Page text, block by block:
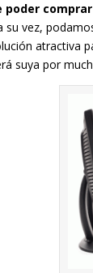
poder
su vez,
atractiva
suya por